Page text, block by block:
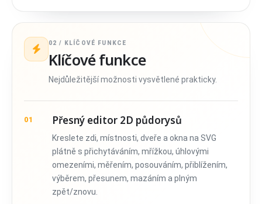
02 / KLÍČOVÉ FUNKCE
Klíčové funkce
Nejdůležitější možnosti vysvětlené prakticky.
01 Přesný editor 2D půdorysů
Kreslete zdi, místnosti, dveře a okna na SVG
plátně s přichytáváním, mřížkou, úhlovými
omezeními, měřením, posouváním, přiblížením,
výběrem, přesunem, mazáním a plným
zpět/znovu.